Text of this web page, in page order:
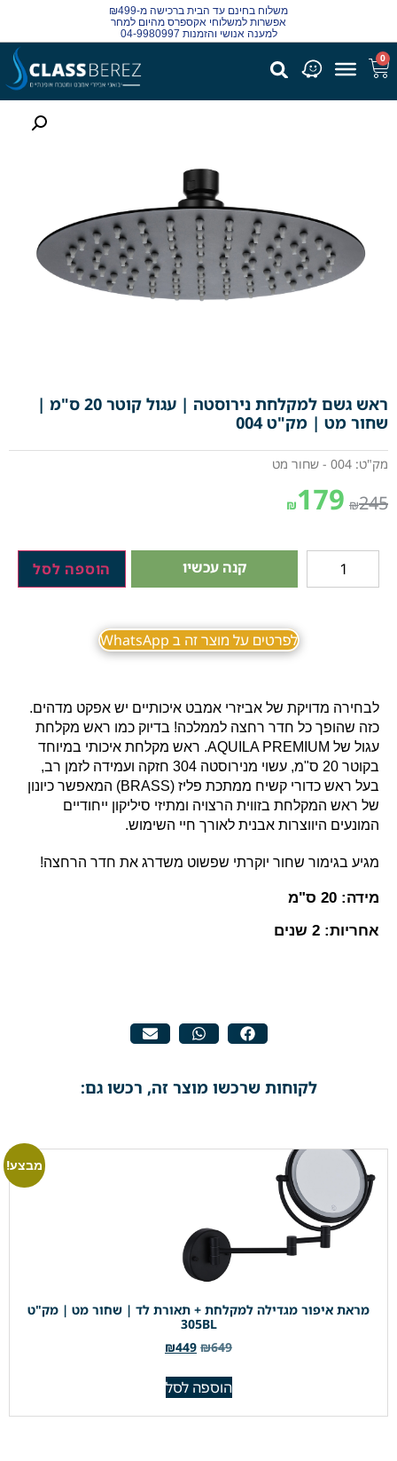
משלוח בחינם עד הבית ברכישה מ-₪499
אפשרות למשלוחי אקספרס מהיום למחר
למענה אנושי והזמנות 04-9980997
0
ראש גשם למקלחת נירוסטה | עגול קוטר 20 ס"מ |
שחור מט | מק"ט 004
מק"ט: 004 - שחור מט
₪245
₪179
קנה עכשיו הוספה לסל
לפרטים על מוצר זה ב WhatsApp
לבחירה מדויקת של אביזרי אמבט איכותיים יש אפקט מדהים.
כזה שהופך כל חדר רחצה לממלכה! בדיוק כמו ראש מקלחת
עגול של AQUILA PREMIUM. ראש מקלחת איכותי במיוחד
בקוטר 20 ס"מ, עשוי מנירוסטה 304 חזקה ועמידה לזמן רב,
בעל ראש כדורי קשיח ממתכת פליז (BRASS) המאפשר כיונון
של ראש המקלחת בזווית הרצויה ומתיזי סיליקון ייחודיים
המונעים היווצרות אבנית לאורך חיי השימוש.
מגיע בגימור שחור יוקרתי שפשוט משדרג את חדר הרחצה!
מידה: 20 ס"מ
אחריות: 2 שנים
לקוחות שרכשו מוצר זה, רכשו גם:
מבצע!
מראת איפור מגדילה למקלחת + תאורת לד | שחור מט | מק"ט
305BL
₪649
₪449
הוספה לסל